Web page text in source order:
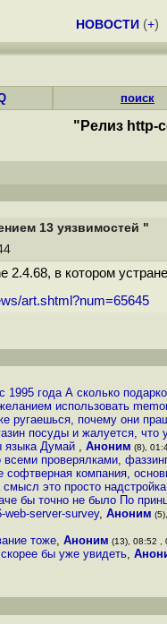
НОВОСТИ (+)
поиск
"Релиз http-
13 уязвимостей "
2.4.68, в котором
art.shtml?num=65645
1995 года А сколько
использовать
ругаешься, почему они
посуды и жалуется, что
языка Думай , Аноним (8),
всеми проверялками,
софтверная компания,
это просто
бы точно не было По
web-server-survey, Аноним
тоже, Аноним (13), 08:52 ,
бы уже увидеть,